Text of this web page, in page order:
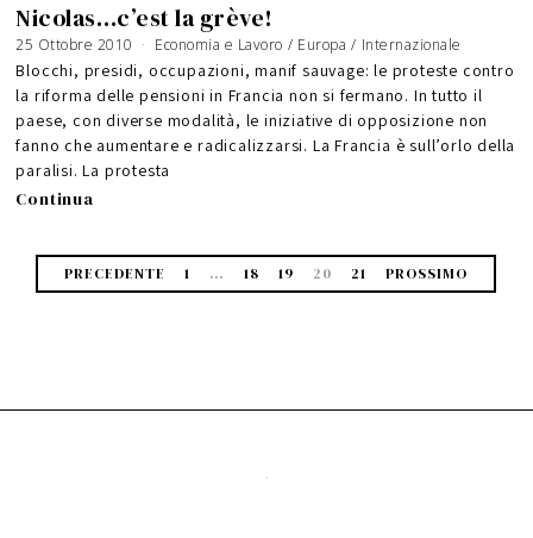
Nicolas…c’est la grève!
25 Ottobre 2010
o
v
m
b
r
e
2
0
1
0
Economia e Lavoro / Europa / Internazionale
Blocchi, presidi, occupazioni, manif sauvage: le proteste contro
la riforma delle pensioni in Francia non si fermano. In tutto il
paese, con diverse modalità, le iniziative di opposizione non
fanno che aumentare e radicalizzarsi. La Francia è sull’orlo della
paralisi. La protesta
Continua
PRECEDENTE 1 … 18 19 20 21 PROSSIMO